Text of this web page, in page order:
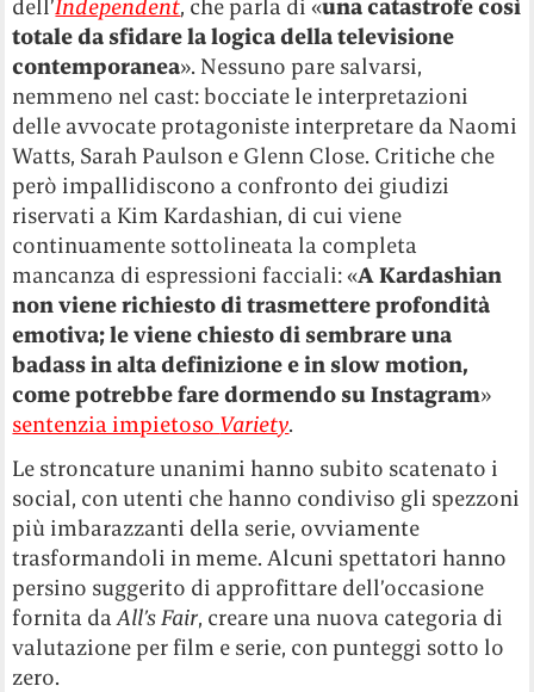
dell’Independent, che parla di «una catastrofe così
totale da sfidare la logica della televisione
contemporanea». Nessuno pare salvarsi,
nemmeno nel cast: bocciate le interpretazioni
delle avvocate protagoniste interpretare da Naomi
Watts, Sarah Paulson e Glenn Close. Critiche che
però impallidiscono a confronto dei giudizi
riservati a Kim Kardashian, di cui viene
continuamente sottolineata la completa
mancanza di espressioni facciali: «A Kardashian
non viene richiesto di trasmettere profondità
emotiva; le viene chiesto di sembrare una
badass in alta definizione e in slow motion,
come potrebbe fare dormendo su Instagram»
sentenzia impietoso Variety.
Le stroncature unanimi hanno subito scatenato i
social, con utenti che hanno condiviso gli spezzoni
più imbarazzanti della serie, ovviamente
trasformandoli in meme. Alcuni spettatori hanno
persino suggerito di approfittare dell’occasione
fornita daAll’s Fair, creare una nuova categoria di
valutazione per film e serie, con punteggi sotto lo
zero.